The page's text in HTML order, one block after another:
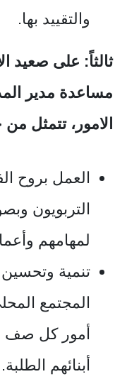
والتقييد بها.
ثالثاً: على صعيد
مساعدة مدير
الامور، تتمثل
العمل بروح
التربويون
لمهامهم
تنمية وتحسين
المجتمع
أمور كل صف
أبنائهم الطلبة.